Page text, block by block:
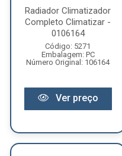
Radiador Climatizador
Completo Climatizar -
0106164
Código: 5271
Embalagem: PC
Número Original: 106164
Ver preço